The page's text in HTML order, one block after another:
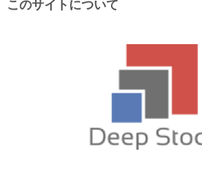
このサイトについて